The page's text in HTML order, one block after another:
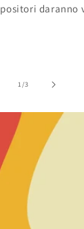
daranno
1/su
3